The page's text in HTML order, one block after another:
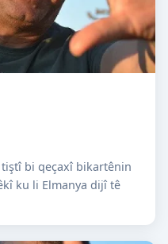
bi qeçaxî bikartênin
ku li Elmanya dijî tê